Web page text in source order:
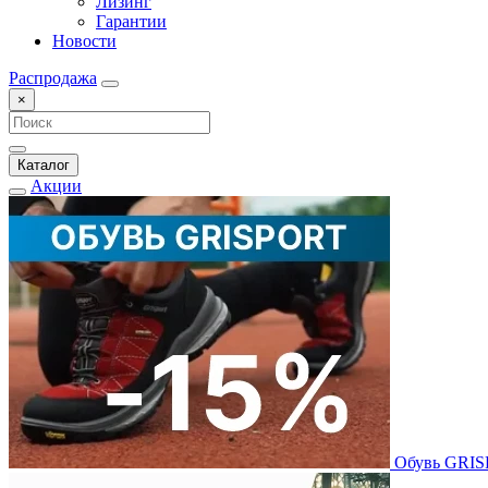
Гарантии
Новости
Распродажа
×
Каталог
Акции
Обувь